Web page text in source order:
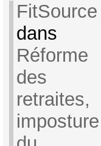
FitSource
dans
Réforme
des
retraites,
imposture